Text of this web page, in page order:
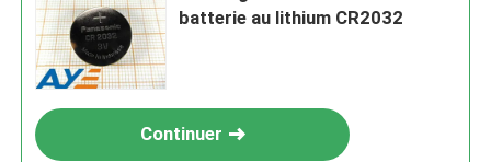
batterie au lithium CR2032
Continuer